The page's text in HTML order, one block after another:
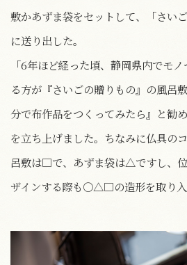
敷かあずま袋をセットして、「さい
に送り出した。
「6年ほど経った頃、静岡県内でモ
る方が『さいごの贈りもの』の風呂
分で布作品をつくってみたら』と勧
を立ち上げました。ちなみに仏具
呂敷は□で、あずま袋は△ですし、
ザインする際も○△□の造形を取り入